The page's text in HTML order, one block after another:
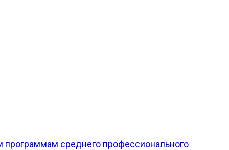
среднего профессионального